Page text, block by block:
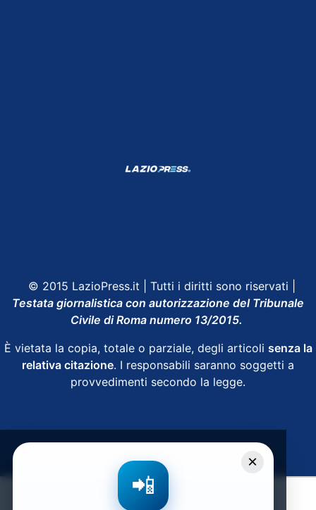
© 2015 LazioPress.it | Tutti i diritti sono riservati |
Testata giornalistica con autorizzazione del Tribunale
Civile di Roma numero 13/2015.
È vietata la copia, totale o parziale, degli articoli senza la
relativa citazione. I responsabili saranno soggetti a
provvedimenti secondo la legge.
×
📲Condividi